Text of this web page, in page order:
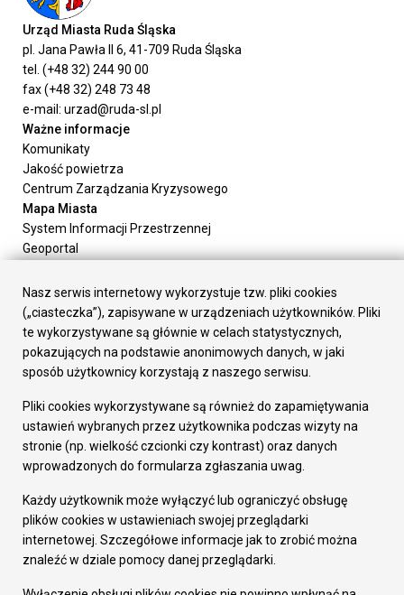
Urząd Miasta Ruda Śląska
pl. Jana Pawła II 6, 41-709 Ruda Śląska
tel. (+48 32) 244 90 00
fax (+48 32) 248 73 48
e-mail: urzad@ruda-sl.pl
Ważne informacje
Komunikaty
Jakość powietrza
Centrum Zarządzania Kryzysowego
Mapa Miasta
System Informacji Przestrzennej
Geoportal
Załatw sprawę
Prezydent Miasta
Rada Miasta
Wydziały
Elektroniczna Skrzynka Podawcza
Gospodarka
Fundusze europejskie
Środki krajowe
Oferty inwestycyjne
Pozostałe
Deklaracja dostępności
Dane osobowe
Dodaj opinię o witrynie
Nasz serwis internetowy wykorzystuje tzw. pliki cookies
(„ciasteczka”), zapisywane w urządzeniach użytkowników. Pliki
te wykorzystywane są głównie w celach statystycznych,
pokazujących na podstawie anonimowych danych, w jaki
sposób użytkownicy korzystają z naszego serwisu.
Pliki cookies wykorzystywane są również do zapamiętywania
ustawień wybranych przez użytkownika podczas wizyty na
stronie (np. wielkość czcionki czy kontrast) oraz danych
wprowadzonych do formularza zgłaszania uwag.
Każdy użytkownik może wyłączyć lub ograniczyć obsługę
plików cookies w ustawieniach swojej przeglądarki
internetowej. Szczegółowe informacje jak to zrobić można
znaleźć w dziale pomocy danej przeglądarki.